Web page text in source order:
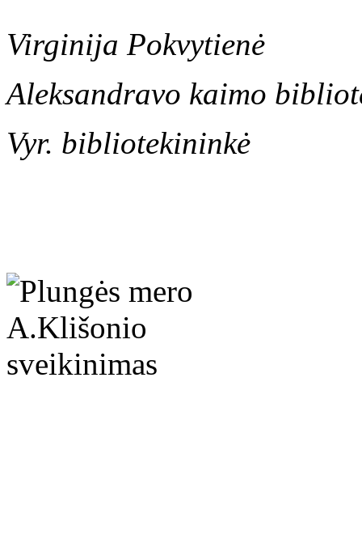
Virginija Pokvytienė
Aleksandravo kaimo
Vyr. bibliotekininkė